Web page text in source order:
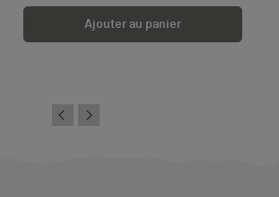
Ajouter au panier